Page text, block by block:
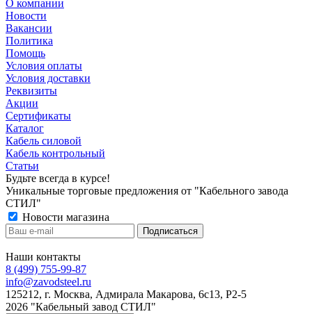
О компании
Новости
Вакансии
Политика
Помощь
Условия оплаты
Условия доставки
Реквизиты
Акции
Сертификаты
Каталог
Кабель силовой
Кабель контрольный
Статьи
Будьте всегда в курсе!
Уникальные торговые предложения от "Кабельного завода
СТИЛ"
Новости магазина
Наши контакты
8 (499) 755-99-87
info@zavodsteel.ru
125212, г. Москва, Адмирала Макарова, 6с13, Р2-5
2026 "Кабельный завод СТИЛ"